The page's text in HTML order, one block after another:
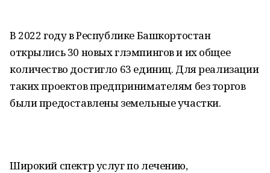
В 2022 году в Республике Башкортостан
открылись 30 новых глэмпингов и их общее
количество достигло 63 единиц. Для реализации
таких проектов предпринимателям без торгов
были предоставлены земельные участки.
Широкий спектр услуг по лечению,